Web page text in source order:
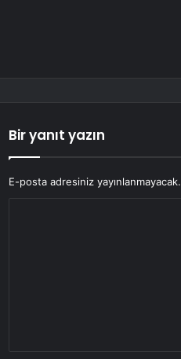
Bir yanıt yazın
E-posta adresiniz yayınlanmayacak.